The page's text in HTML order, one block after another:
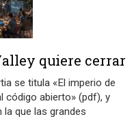
quiere cerrar
se titula «El imperio de
código abierto» (pdf), y
que las grandes